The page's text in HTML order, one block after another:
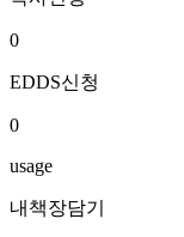
0
EDDS신청
0
usage
내책장담기